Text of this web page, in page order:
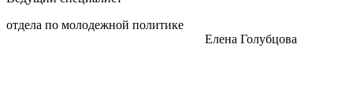
отдела по молодежной политике
Елена Голубцова